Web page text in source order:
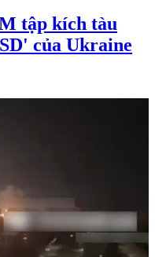
tập kích tàu
của Ukraine